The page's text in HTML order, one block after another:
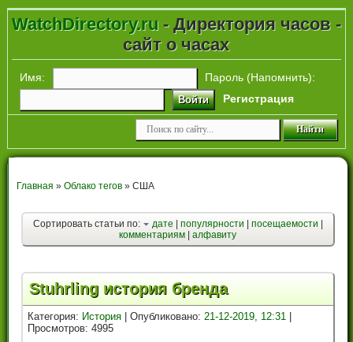
WatchDirectory.ru- Директория часов -
сайт о часах
Имя: Пароль (Напомнить):
Войти Регистрация
Главная » Облако тегов» США
Сортировать статьи по: дате| популярности посещаемости
комментариям |алфавиту
Stuhrling история бренда
Категория: История | Опубликовано:21-12-2019, 12:31
Просмотров: 4995